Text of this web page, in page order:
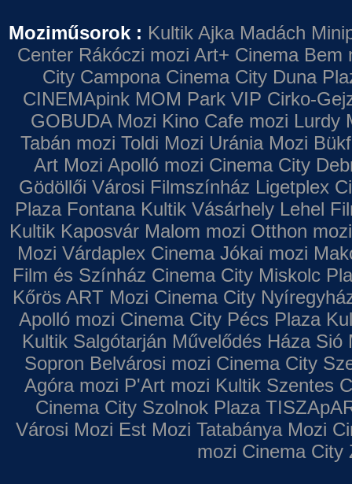
Moziműsorok : Kultik Ajka Madách
Center Rákóczi mozi Art+ Cinema Bem
City Campona Cinema City Duna
CINEMApink MOM Park VIP Cirko-
GOBUDA Mozi Kino Cafe mozi Lurdy
Tabán mozi Toldi Mozi Uránia Mozi
Art Mozi Apolló mozi Cinema City
Gödöllői Városi Filmszínház Ligetplex
Plaza Fontana Kultik Vásárhely Lehel
Kultik Kaposvár Malom mozi Otthon mozi
Mozi Várdaplex Cinema Jókai mozi
Film és Színház Cinema City Miskolc
Kőrös ART Mozi Cinema City
Apolló mozi Cinema City Pécs Plaza
Kultik Salgótarján Művelődés Háza Sió
Sopron Belvárosi mozi Cinema City
Agóra mozi P'Art mozi Kultik Szentes
Cinema City Szolnok Plaza
Városi Mozi Est Mozi Tatabánya Mozi
mozi Cinema City